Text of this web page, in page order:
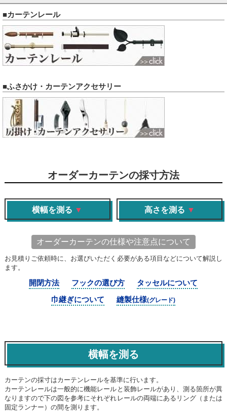
■カーテンレール
■ふさかけ・カーテンアクセサリー
オーダーカーテンの採寸方法
横幅を測る ▼ 高さを測る ▼
オーダーカーテンの仕様や注意点について
お見積りご依頼時に、お選びいただく必要がある項目などについて解説し
ます。
開閉方法 フックの選び方
タッセルについて
巾継ぎについて
縫製仕様(グレード)
横幅を測る
カーテンの採寸はカーテンレールを基準に行います。
カーテンレールは一般的に機能レールと装飾レールがあり、測る箇所が異
なりますので下の図を参考にそれぞれレールの両端にあるリング（または
固定ランナー）の間を測ります。